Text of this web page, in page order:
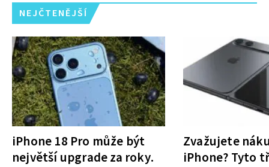
NEJČTENĚJŠÍ
iPhone 18 Pro může být
největší upgrade za roky.
Zvažujete
iPhone? Tyto